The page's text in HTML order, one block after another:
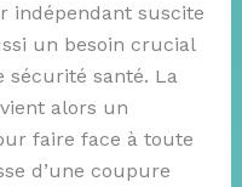
indépendant suscite
un besoin crucial
sécurité santé. La
alors un
faire face à toute
d’une coupure